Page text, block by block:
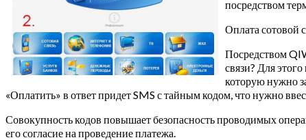
посредством
Оплата сотовой
Посредством
связи? Для
которую нужно
«Оплатить» в ответ придет SMS с тайным кодом, что нужно
Совокупность кодов повышает безопасность проводимых
его согласие на проведение платежа.